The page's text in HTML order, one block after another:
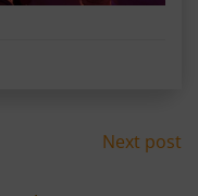
Post
Next post